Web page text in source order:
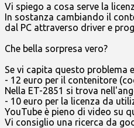
Vi spiego a cosa serve la
In sostanza cambiando il
dal PC attraverso driver e
Che bella sorpresa vero?
Se vi capita questo problema
- 12 euro per il contenitore
Nella ET-2851 si trova
- 10 euro per la licenza da
YouTube è pieno di video su
Vi consiglio una ricerca da